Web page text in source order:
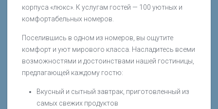
корпуса «люкс». К услугам гостей — 100 уютных и
комфортабельных номеров.
Поселившись в одном из номеров, вы ощутите
комфорт и уют мирового класса. Насладитесь всеми
возможностями и достоинствами нашей гостиницы,
предлагающей каждому гостю:
Вкусный и сытный завтрак, приготовленный из
самых свежих продуктов